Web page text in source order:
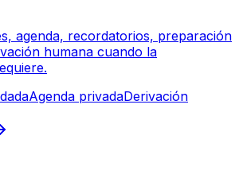
agenda, recordatorios, preparación
humana cuando la
Agenda privadaDerivación